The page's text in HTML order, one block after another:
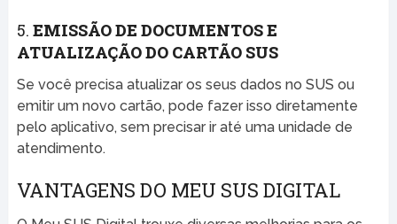
5. EMISSÃO DE DOCUMENTOS E
ATUALIZAÇÃO DO CARTÃO SUS
Se você precisa atualizar os seus dados no SUS ou
emitir um novo cartão, pode fazer isso diretamente
pelo aplicativo, sem precisar ir até uma unidade de
atendimento.
VANTAGENS DO MEU SUS DIGITAL